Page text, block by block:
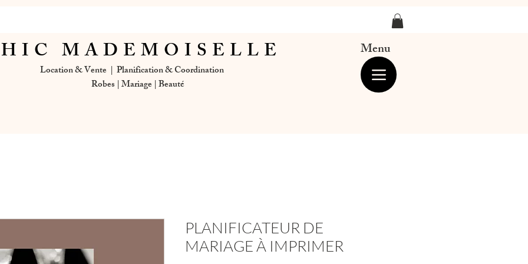
Location & Vente | Planification & Coordination
MADEMOISELLE Menu
Robes | Mariage | Beauté
PLANIFICATEUR DE
MARIAGE À IMPRIMER